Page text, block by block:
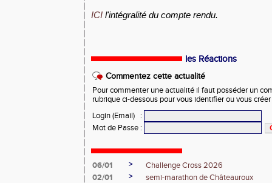
ICI l'intégralité du compte rendu.
les Réactions
Commentez cette actualité
Pour commenter une actualité il faut posséder un
rubrique ci-dessous pour vous identifier ou vous
Login (Email)
:
Mot de Passe :
06/01 >
Challenge Cross 2026
02/01
>
semi-marathon de Châteauroux